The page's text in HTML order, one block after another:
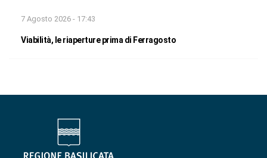
7 Agosto 2026 - 17:43
Viabilità, le riaperture prima di Ferragosto